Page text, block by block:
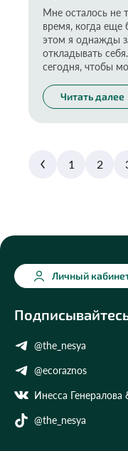
Мне осталось не
время, когда
этом я однажды
откладывать
сегодня, чтобы
Читать далее
1 2
@the_nesya
@ecoraznos
Инесса
@the_nesya
Личный